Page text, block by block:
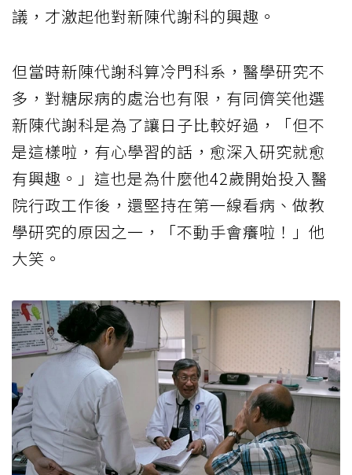
議，才激起他對新陳代謝科的興趣。
但當時新陳代謝科算冷門科系，醫學研究不
多，對糖尿病的處治也有限，有同儕笑他選
新陳代謝科是為了讓日子比較好過，「但不
是這樣啦，有心學習的話，愈深入研究就愈
有興趣。」這也是為什麼他42歲開始投入醫
院行政工作後，還堅持在第一線看病、做教
學研究的原因之一，「不動手會癢啦！」他
大笑。